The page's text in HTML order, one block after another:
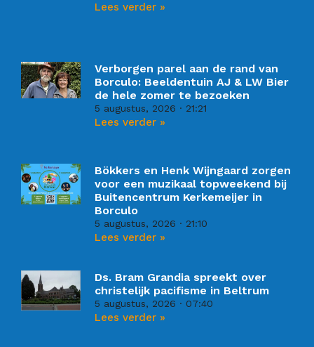
Lees verder »
Verborgen parel aan de rand van
Borculo: Beeldentuin AJ & LW Bier
de hele zomer te bezoeken
5 augustus, 2026 21:21
Lees verder »
Bökkers en Henk Wijngaard zorgen
voor een muzikaal topweekend bij
Buitencentrum Kerkemeijer in
Borculo
5 augustus, 2026 21:10
Lees verder »
Ds. Bram Grandia spreekt over
christelijk pacifisme in Beltrum
5 augustus, 2026 07:40
Lees verder »